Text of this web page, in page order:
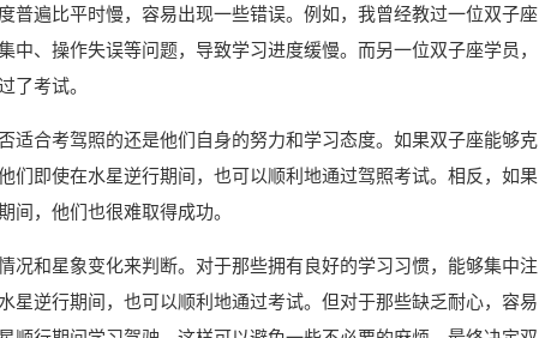
普遍比平时慢，容易出现一些错误。例如，我曾经教过一位双子座
、操作失误等问题，导致学习进度缓慢。而另一位双子座学员，
了考试。
适合考驾照的还是他们自身的努力和学习态度。如果双子座能够克
们即使在水星逆行期间，也可以顺利地通过驾照考试。相反，如果
间，他们也很难取得成功。
况和星象变化来判断。对于那些拥有良好的学习习惯，能够集中注
星逆行期间，也可以顺利地通过考试。但对于那些缺乏耐心，容易